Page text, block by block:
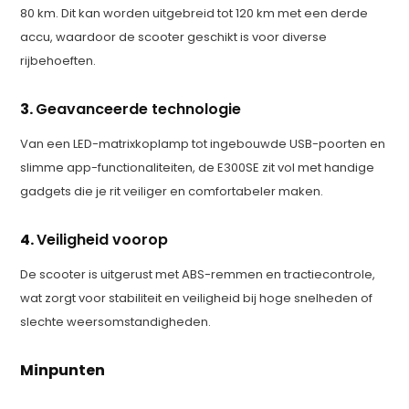
80 km. Dit kan worden uitgebreid tot 120 km met een derde
accu, waardoor de scooter geschikt is voor diverse
rijbehoeften.
3.Geavanceerde technologie
Van een LED-matrixkoplamp tot ingebouwde USB-poorten en
slimme app-functionaliteiten, de E300SE zit vol met handige
gadgets die je rit veiliger en comfortabeler maken.
4.Veiligheid voorop
De scooter is uitgerust met ABS-remmen en tractiecontrole,
wat zorgt voor stabiliteit en veiligheid bij hoge snelheden of
slechte weersomstandigheden.
Minpunten